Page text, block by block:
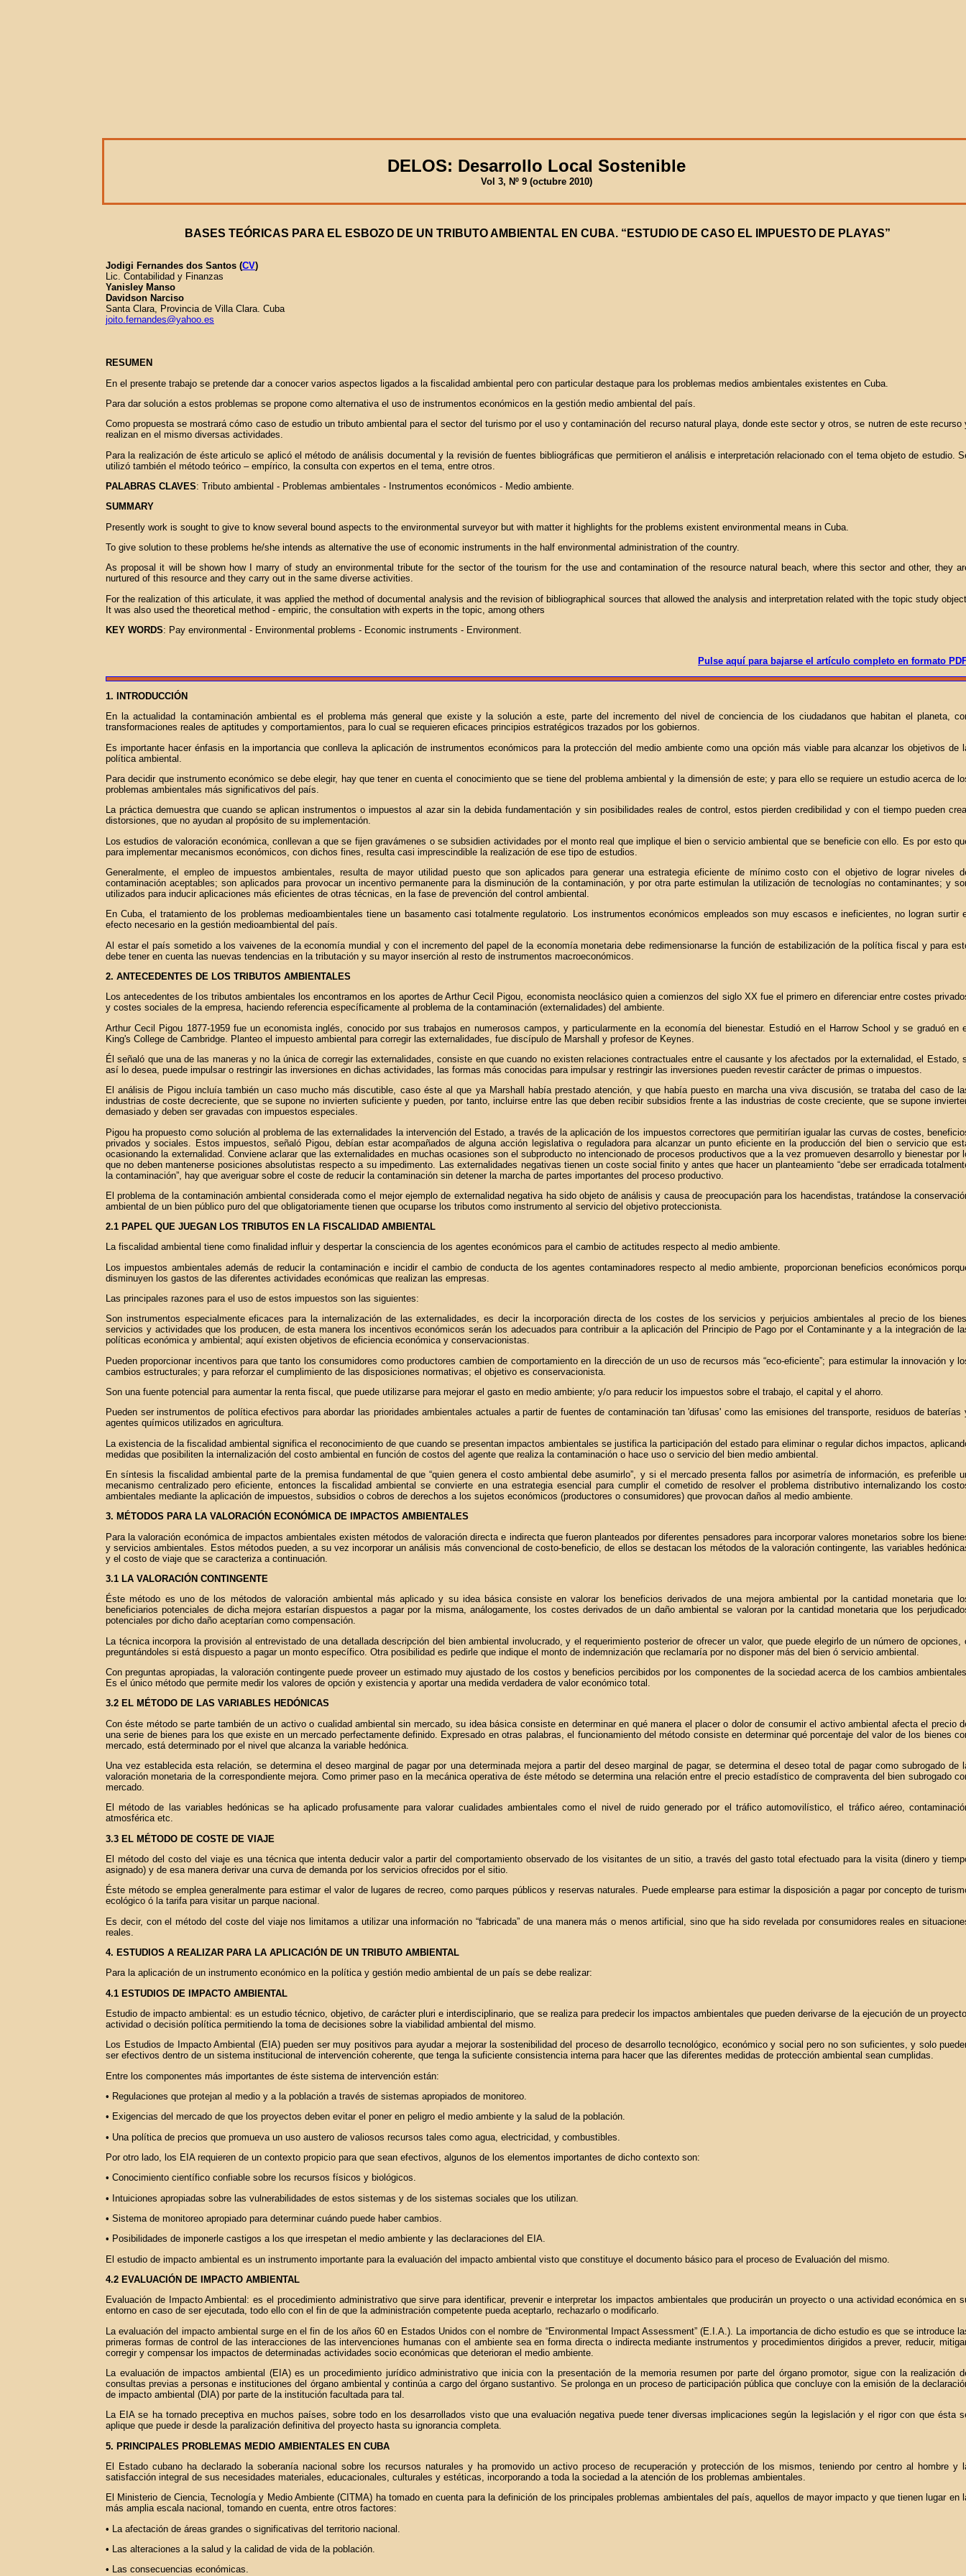
DELOS: Desarrollo Local Sostenible
Vol 3, Nº 9 (octubre 2010)
BASES TEÓRICAS PARA EL ESBOZO DE UN TRIBUTO AMBIENTAL EN CUBA. “ESTUDIO DE CASO EL IMPUESTO DE PLAYAS”
Jodigi Fernandes dos Santos (CV)
Lic. Contabilidad y Finanzas
Yanisley Manso
Davidson Narciso
Santa Clara, Provincia de Villa Clara. Cuba
joito.fernandes@yahoo.es
RESUMEN
En el presente trabajo se pretende dar a conocer varios aspectos ligados a la fiscalidad ambiental pero con particular destaque para los problemas medios ambientales existentes en Cuba.
Para dar solución a estos problemas se propone como alternativa el uso de instrumentos económicos en la gestión medio ambiental del país.
Como propuesta se mostrará cómo caso de estudio un tributo ambiental para el sector del turismo por el uso y contaminación del recurso natural playa, donde este sector y otros, se nutren de este recurso
realizan en el mismo diversas actividades.
Para la realización de éste articulo se aplicó el método de análisis documental y la revisión de fuentes bibliográficas que permitieron el análisis e interpretación relacionado con el tema objeto de estudio.
utilizó también el método teórico – empírico, la consulta con expertos en el tema, entre otros.
PALABRAS CLAVES: Tributo ambiental - Problemas ambientales - Instrumentos económicos - Medio ambiente.
SUMMARY
Presently work is sought to give to know several bound aspects to the environmental surveyor but with matter it highlights for the problems existent environmental means in Cuba.
To give solution to these problems he/she intends as alternative the use of economic instruments in the half environmental administration of the country.
As proposal it will be shown how I marry of study an environmental tribute for the sector of the tourism for the use and contamination of the resource natural beach, where this sector and other, they
nurtured of this resource and they carry out in the same diverse activities.
For the realization of this articulate, it was applied the method of documental analysis and the revision of bibliographical sources that allowed the analysis and interpretation related with the topic study
It was also used the theoretical method - empiric, the consultation with experts in the topic, among others
KEY WORDS: Pay environmental - Environmental problems - Economic instruments - Environment.
Pulse aquí para bajarse el artículo completo en formato PDF
1. INTRODUCCIÓN
En la actualidad la contaminación ambiental es el problema más general que existe y la solución a este, parte del incremento del nivel de conciencia de los ciudadanos que habitan el planeta,
transformaciones reales de aptitudes y comportamientos, para lo cual se requieren eficaces principios estratégicos trazados por los gobiernos.
Es importante hacer énfasis en la importancia que conlleva la aplicación de instrumentos económicos para la protección del medio ambiente como una opción más viable para alcanzar los objetivos de
política ambiental.
Para decidir que instrumento económico se debe elegir, hay que tener en cuenta el conocimiento que se tiene del problema ambiental y la dimensión de este; y para ello se requiere un estudio acerca de
problemas ambientales más significativos del país.
La práctica demuestra que cuando se aplican instrumentos o impuestos al azar sin la debida fundamentación y sin posibilidades reales de control, estos pierden credibilidad y con el tiempo pueden
distorsiones, que no ayudan al propósito de su implementación.
Los estudios de valoración económica, conllevan a que se fijen gravámenes o se subsidien actividades por el monto real que implique el bien o servicio ambiental que se beneficie con ello. Es por esto
para implementar mecanismos económicos, con dichos fines, resulta casi imprescindible la realización de ese tipo de estudios.
Generalmente, el empleo de impuestos ambientales, resulta de mayor utilidad puesto que son aplicados para generar una estrategia eficiente de mínimo costo con el objetivo de lograr niveles
contaminación aceptables; son aplicados para provocar un incentivo permanente para la disminución de la contaminación, y por otra parte estimulan la utilización de tecnologías no contaminantes; y
utilizados para inducir aplicaciones más eficientes de otras técnicas, en la fase de prevención del control ambiental.
En Cuba, el tratamiento de los problemas medioambientales tiene un basamento casi totalmente regulatorio. Los instrumentos económicos empleados son muy escasos e ineficientes, no logran surtir
efecto necesario en la gestión medioambiental del país.
Al estar el país sometido a los vaivenes de la economía mundial y con el incremento del papel de la economía monetaria debe redimensionarse la función de estabilización de la política fiscal y para
debe tener en cuenta las nuevas tendencias en la tributación y su mayor inserción al resto de instrumentos macroeconómicos.
2. ANTECEDENTES DE LOS TRIBUTOS AMBIENTALES
Los antecedentes de los tributos ambientales los encontramos en los aportes de Arthur Cecil Pigou, economista neoclásico quien a comienzos del siglo XX fue el primero en diferenciar entre costes
y costes sociales de la empresa, haciendo referencia específicamente al problema de la contaminación (externalidades) del ambiente.
Arthur Cecil Pigou 1877-1959 fue un economista inglés, conocido por sus trabajos en numerosos campos, y particularmente en la economía del bienestar. Estudió en el Harrow School y se graduó en
King's College de Cambridge. Planteo el impuesto ambiental para corregir las externalidades, fue discípulo de Marshall y profesor de Keynes.
Él señaló que una de las maneras y no la única de corregir las externalidades, consiste en que cuando no existen relaciones contractuales entre el causante y los afectados por la externalidad, el Estado,
así lo desea, puede impulsar o restringir las inversiones en dichas actividades, las formas más conocidas para impulsar y restringir las inversiones pueden revestir carácter de primas o impuestos.
El análisis de Pigou incluía también un caso mucho más discutible, caso éste al que ya Marshall había prestado atención, y que había puesto en marcha una viva discusión, se trataba del caso de
industrias de coste decreciente, que se supone no invierten suficiente y pueden, por tanto, incluirse entre las que deben recibir subsidios frente a las industrias de coste creciente, que se supone
demasiado y deben ser gravadas con impuestos especiales.
Pigou ha propuesto como solución al problema de las externalidades la intervención del Estado, a través de la aplicación de los impuestos correctores que permitirían igualar las curvas de costes,
privados y sociales. Estos impuestos, señaló Pigou, debían estar acompañados de alguna acción legislativa o reguladora para alcanzar un punto eficiente en la producción del bien o servicio que
ocasionando la externalidad. Conviene aclarar que las externalidades en muchas ocasiones son el subproducto no intencionado de procesos productivos que a la vez promueven desarrollo y bienestar por
que no deben mantenerse posiciones absolutistas respecto a su impedimento. Las externalidades negativas tienen un coste social finito y antes que hacer un planteamiento “debe ser erradicada
la contaminación”, hay que averiguar sobre el coste de reducir la contaminación sin detener la marcha de partes importantes del proceso productivo.
El problema de la contaminación ambiental considerada como el mejor ejemplo de externalidad negativa ha sido objeto de análisis y causa de preocupación para los hacendistas, tratándose la
ambiental de un bien público puro del que obligatoriamente tienen que ocuparse los tributos como instrumento al servicio del objetivo proteccionista.
2.1 PAPEL QUE JUEGAN LOS TRIBUTOS EN LA FISCALIDAD AMBIENTAL
La fiscalidad ambiental tiene como finalidad influir y despertar la consciencia de los agentes económicos para el cambio de actitudes respecto al medio ambiente.
Los impuestos ambientales además de reducir la contaminación e incidir el cambio de conducta de los agentes contaminadores respecto al medio ambiente, proporcionan beneficios económicos
disminuyen los gastos de las diferentes actividades económicas que realizan las empresas.
Las principales razones para el uso de estos impuestos son las siguientes:
Son instrumentos especialmente eficaces para la internalización de las externalidades, es decir la incorporación directa de los costes de los servicios y perjuicios ambientales al precio de los
servicios y actividades que los producen, de esta manera los incentivos económicos serán los adecuados para contribuir a la aplicación del Principio de Pago por el Contaminante y a la integración de
políticas económica y ambiental; aquí existen objetivos de eficiencia económica y conservacionistas.
Pueden proporcionar incentivos para que tanto los consumidores como productores cambien de comportamiento en la dirección de un uso de recursos más “eco-eficiente”; para estimular la innovación y
cambios estructurales; y para reforzar el cumplimiento de las disposiciones normativas; el objetivo es conservacionista.
Son una fuente potencial para aumentar la renta fiscal, que puede utilizarse para mejorar el gasto en medio ambiente; y/o para reducir los impuestos sobre el trabajo, el capital y el ahorro.
Pueden ser instrumentos de política efectivos para abordar las prioridades ambientales actuales a partir de fuentes de contaminación tan 'difusas' como las emisiones del transporte, residuos de baterías
agentes químicos utilizados en agricultura.
La existencia de la fiscalidad ambiental significa el reconocimiento de que cuando se presentan impactos ambientales se justifica la participación del estado para eliminar o regular dichos impactos,
medidas que posibiliten la internalización del costo ambiental en función de costos del agente que realiza la contaminación o hace uso o servicio del bien medio ambiental.
En síntesis la fiscalidad ambiental parte de la premisa fundamental de que “quien genera el costo ambiental debe asumirlo”, y si el mercado presenta fallos por asimetría de información, es preferible
mecanismo centralizado pero eficiente, entonces la fiscalidad ambiental se convierte en una estrategia esencial para cumplir el cometido de resolver el problema distributivo internalizando los
ambientales mediante la aplicación de impuestos, subsidios o cobros de derechos a los sujetos económicos (productores o consumidores) que provocan daños al medio ambiente.
3. MÉTODOS PARA LA VALORACIÓN ECONÓMICA DE IMPACTOS AMBIENTALES
Para la valoración económica de impactos ambientales existen métodos de valoración directa e indirecta que fueron planteados por diferentes pensadores para incorporar valores monetarios sobre los
y servicios ambientales. Estos métodos pueden, a su vez incorporar un análisis más convencional de costo-beneficio, de ellos se destacan los métodos de la valoración contingente, las variables
y el costo de viaje que se caracteriza a continuación.
3.1 LA VALORACIÓN CONTINGENTE
Éste método es uno de los métodos de valoración ambiental más aplicado y su idea básica consiste en valorar los beneficios derivados de una mejora ambiental por la cantidad monetaria que
beneficiarios potenciales de dicha mejora estarían dispuestos a pagar por la misma, análogamente, los costes derivados de un daño ambiental se valoran por la cantidad monetaria que los
potenciales por dicho daño aceptarían como compensación.
La técnica incorpora la provisión al entrevistado de una detallada descripción del bien ambiental involucrado, y el requerimiento posterior de ofrecer un valor, que puede elegirlo de un número de opciones,
preguntándoles si está dispuesto a pagar un monto específico. Otra posibilidad es pedirle que indique el monto de indemnización que reclamaría por no disponer más del bien ó servicio ambiental.
Con preguntas apropiadas, la valoración contingente puede proveer un estimado muy ajustado de los costos y beneficios percibidos por los componentes de la sociedad acerca de los cambios
Es el único método que permite medir los valores de opción y existencia y aportar una medida verdadera de valor económico total.
3.2 EL MÉTODO DE LAS VARIABLES HEDÓNICAS
Con éste método se parte también de un activo o cualidad ambiental sin mercado, su idea básica consiste en determinar en qué manera el placer o dolor de consumir el activo ambiental afecta el precio
una serie de bienes para los que existe en un mercado perfectamente definido. Expresado en otras palabras, el funcionamiento del método consiste en determinar qué porcentaje del valor de los bienes
mercado, está determinado por el nivel que alcanza la variable hedónica.
Una vez establecida esta relación, se determina el deseo marginal de pagar por una determinada mejora a partir del deseo marginal de pagar, se determina el deseo total de pagar como subrogado de
valoración monetaria de la correspondiente mejora. Como primer paso en la mecánica operativa de éste método se determina una relación entre el precio estadístico de compraventa del bien subrogado
mercado.
El método de las variables hedónicas se ha aplicado profusamente para valorar cualidades ambientales como el nivel de ruido generado por el tráfico automovilístico, el tráfico aéreo,
atmosférica etc.
3.3 EL MÉTODO DE COSTE DE VIAJE
El método del costo del viaje es una técnica que intenta deducir valor a partir del comportamiento observado de los visitantes de un sitio, a través del gasto total efectuado para la visita (dinero y
asignado) y de esa manera derivar una curva de demanda por los servicios ofrecidos por el sitio.
Éste método se emplea generalmente para estimar el valor de lugares de recreo, como parques públicos y reservas naturales. Puede emplearse para estimar la disposición a pagar por concepto de
ecológico ó la tarifa para visitar un parque nacional.
Es decir, con el método del coste del viaje nos limitamos a utilizar una información no “fabricada” de una manera más o menos artificial, sino que ha sido revelada por consumidores reales en
reales.
4. ESTUDIOS A REALIZAR PARA LA APLICACIÓN DE UN TRIBUTO AMBIENTAL
Para la aplicación de un instrumento económico en la política y gestión medio ambiental de un país se debe realizar:
4.1 ESTUDIOS DE IMPACTO AMBIENTAL
Estudio de impacto ambiental: es un estudio técnico, objetivo, de carácter pluri e interdisciplinario, que se realiza para predecir los impactos ambientales que pueden derivarse de la ejecución de un
actividad o decisión política permitiendo la toma de decisiones sobre la viabilidad ambiental del mismo.
Los Estudios de Impacto Ambiental (EIA) pueden ser muy positivos para ayudar a mejorar la sostenibilidad del proceso de desarrollo tecnológico, económico y social pero no son suficientes, y solo
ser efectivos dentro de un sistema institucional de intervención coherente, que tenga la suficiente consistencia interna para hacer que las diferentes medidas de protección ambiental sean cumplidas.
Entre los componentes más importantes de éste sistema de intervención están:
• Regulaciones que protejan al medio y a la población a través de sistemas apropiados de monitoreo.
• Exigencias del mercado de que los proyectos deben evitar el poner en peligro el medio ambiente y la salud de la población.
• Una política de precios que promueva un uso austero de valiosos recursos tales como agua, electricidad, y combustibles.
Por otro lado, los EIA requieren de un contexto propicio para que sean efectivos, algunos de los elementos importantes de dicho contexto son:
• Conocimiento científico confiable sobre los recursos físicos y biológicos.
• Intuiciones apropiadas sobre las vulnerabilidades de estos sistemas y de los sistemas sociales que los utilizan.
• Sistema de monitoreo apropiado para determinar cuándo puede haber cambios.
• Posibilidades de imponerle castigos a los que irrespetan el medio ambiente y las declaraciones del EIA.
El estudio de impacto ambiental es un instrumento importante para la evaluación del impacto ambiental visto que constituye el documento básico para el proceso de Evaluación del mismo.
4.2 EVALUACIÓN DE IMPACTO AMBIENTAL
Evaluación de Impacto Ambiental: es el procedimiento administrativo que sirve para identificar, prevenir e interpretar los impactos ambientales que producirán un proyecto o una actividad económica en
entorno en caso de ser ejecutada, todo ello con el fin de que la administración competente pueda aceptarlo, rechazarlo o modificarlo.
La evaluación del impacto ambiental surge en el fin de los años 60 en Estados Unidos con el nombre de “Environmental Impact Assessment” (E.I.A.). La importancia de dicho estudio es que se introduce
primeras formas de control de las interacciones de las intervenciones humanas con el ambiente sea en forma directa o indirecta mediante instrumentos y procedimientos dirigidos a prever, reducir,
corregir y compensar los impactos de determinadas actividades socio económicas que deterioran el medio ambiente.
La evaluación de impactos ambiental (EIA) es un procedimiento jurídico administrativo que inicia con la presentación de la memoria resumen por parte del órgano promotor, sigue con la realización
consultas previas a personas e instituciones del órgano ambiental y continúa a cargo del órgano sustantivo. Se prolonga en un proceso de participación pública que concluye con la emisión de la
de impacto ambiental (DIA) por parte de la institución facultada para tal.
La EIA se ha tornado preceptiva en muchos países, sobre todo en los desarrollados visto que una evaluación negativa puede tener diversas implicaciones según la legislación y el rigor con que ésta
aplique que puede ir desde la paralización definitiva del proyecto hasta su ignorancia completa.
5. PRINCIPALES PROBLEMAS MEDIO AMBIENTALES EN CUBA
El Estado cubano ha declarado la soberanía nacional sobre los recursos naturales y ha promovido un activo proceso de recuperación y protección de los mismos, teniendo por centro al hombre y
satisfacción integral de sus necesidades materiales, educacionales, culturales y estéticas, incorporando a toda la sociedad a la atención de los problemas ambientales.
El Ministerio de Ciencia, Tecnología y Medio Ambiente (CITMA) ha tomado en cuenta para la definición de los principales problemas ambientales del país, aquellos de mayor impacto y que tienen lugar en
más amplia escala nacional, tomando en cuenta, entre otros factores:
• La afectación de áreas grandes o significativas del territorio nacional.
• Las alteraciones a la salud y la calidad de vida de la población.
• Las consecuencias económicas.